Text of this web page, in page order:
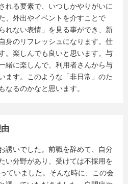
れる要素で、いつしかやりがいに
、外出やイベントを介すことで
れない表情」を見る事ができ、新
身のリフレッシュになります。仕
。楽しんでも良いと思います。与
緒に楽しんで、利用者さんから与
ます。このような「非日常」のた
なるのかなと思います。
誘いでした。前職を辞めて、自分
い分野があり、受けては不採用を
ていました。そんな時に、この会